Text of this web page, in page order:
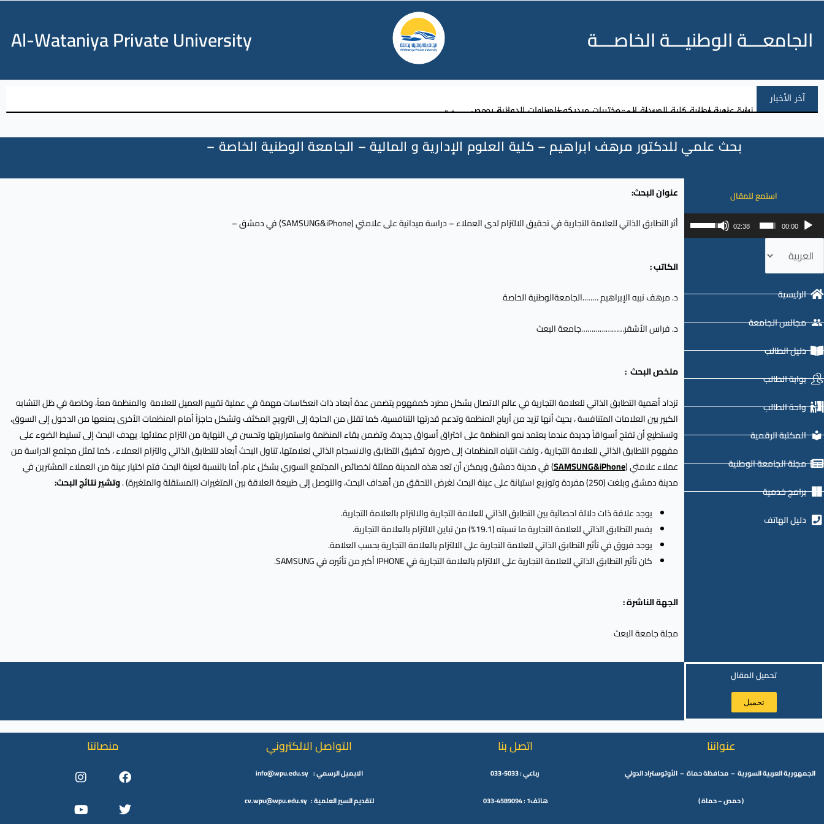
الجامعـــة الوطنيـــة الخاصـــة Al-Wataniya Private University
آخر الأخبار
طلاب كلية الهندسة في زيارة علمية إلى معرض Hi-Tech في مدينة المعارض بدمشق
بحث علمي للدكتور مرهف ابراهيم – كلية العلوم الإدارية و المالية – الجامعة الوطنية الخاصة –
استمع للمقال
مشغل
الصوت
00:00
02:38
استخدم
مفاتيح
أعلى/
لزيادة
خفض
مستوى
لغة
الرئيسية
مجالس الجامعة
دليل الطالب
بوابة الطالب
واحة الطالب
المكتبة الرقمية
مجلة الجامعة الوطنية
برامج خدمية
دليل الهاتف
عنوان البحث:
أثر التطابق الذاتي للعلامة التجارية في تحقيق الالتزام لدى العملاء – دراسة ميدانية على علامتي (SAMSUNG&iPhone) في دمشق –
الكاتب :
د. مرهف نبيه الإبراهيم ……..الجامعةالوطنية الخاصة
د. فراس الأشقر…………………جامعة البعث
ملخص البحث :
تزداد أهمية التطابق الذاتي للعلامة التجارية في عالم الاتصال بشكل مطرد كمفهوم يتضمن عدة أبعاد ذات انعكاسات مهمة في عملية تقييم العميل للعلامة والمنظمة معاً، وخاصة في ظل التشابه
الكبير بين العلامات المتنافسة ، بحيث أنها تزيد من أرباح المنظمة وتدعم قدرتها التنافسية، كما تقلل من الحاجة إلى الترويج المكثف وتشكل حاجزاً أمام المنظمات الأخرى يمنعها من الدخول إلى السوق،
وتستطيع أن تفتح أسواقاً جديدة عندما يعتمد نمو المنظمة على اختراق أسواق جديدة، وتضمن بقاء المنظمة واستمراريتها وتحسن في النهاية من التزام عملائها. يهدف البحث إلى تسليط الضوء على
مفهوم التطابق الذاتي للعلامة التجارية ، ولفت انتباه المنظمات إلى ضرورة تحقيق التطابق والانسجام الذاتي لعلامتها، تناول البحث أبعاد للتطابق الذاتي والتزام العملاء ، كما تمثل مجتمع الدراسة من
عملاء علامتي (SAMSUNG&iPhone) في مدينة دمشق ويمكن أن تعد هذه المدينة ممثلة لخصائص المجتمع السوري بشكل عام، أما بالنسبة لعينة البحث فتم اختيار عينة من العملاء المشترين في
مدينة دمشق وبلغت (250) مفردة وتوزيع استبانة على عينة البحث لغرض التحقق من أهداف البحث، والتوصل إلى طبيعة العلاقة بين المتغيرات (المستقلة والمتغيرة) .
وتشير نتائج البحث:
يوجد علاقة ذات دلالة احصائية بين التطابق الذاتي للعلامة التجارية والالتزام بالعلامة التجارية.
يفسر التطابق الذاتي للعلامة التجارية ما نسبته (19.1%) من تباين الالتزام بالعلامة التجارية.
يوجد فروق في تأثير التطابق الذاتي للعلامة التجارية على الالتزام بالعلامة التجارية بحسب العلامة.
كان تأثير التطابق الذاتي للعلامة التجارية على الالتزام بالعلامة التجارية في IPHONE أكبر من تأثيره في SAMSUNG.
الجهة الناشرة :
مجلة جامعة البعث
تحميل المقال
تحميل
عنواننا
الجمهورية العربية السورية – محافظة حماة – الأوتوستراد الدولي
( حمص – حماة )
اتصل بنا
رباعي : 5033-033
هاتف1 : 4589094-033
التواصل الالكتروني
الايميل الرسمي : info@wpu.edu.sy
لتقديم السير العلمية : cv.wpu@wpu.edu.sy
منصاتنا
Facebook
Instagram Twitter
Youtube